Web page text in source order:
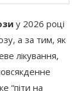
у 2026 році
а за тим, як
лікування,
“піти на